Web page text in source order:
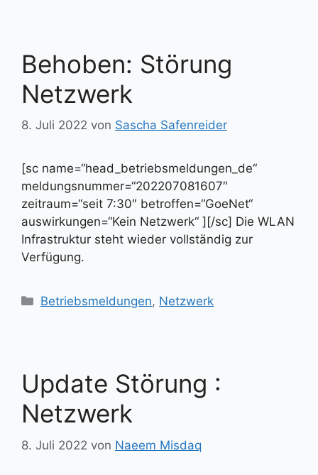
Behoben: Störung
Netzwerk
8. Juli 2022 von Sascha Safenreider
[sc name=“head_betriebsmeldungen_de“
meldungsnummer=“202207081607″
zeitraum=“seit 7:30″ betroffen=“GoeNet“
auswirkungen=“Kein Netzwerk“ ][/sc] Die WLAN
Infrastruktur steht wieder vollständig zur
Verfügung.
Kategorien
Betriebsmeldungen, Netzwerk
Update Störung :
Netzwerk
8. Juli 2022 von Naeem Misdaq